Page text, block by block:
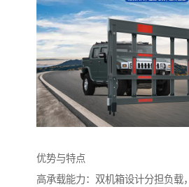
优势与特点
高承载能力：双机箱设计分担负载